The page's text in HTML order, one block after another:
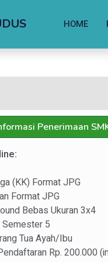
HOME
Penerimaan
(KK) Format JPG
Format JPG
Bebas Ukuran 3x4
Semester 5
Tua Ayah/Ibu
Rp. 200.000